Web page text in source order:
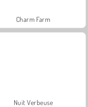
Charm Farm
Nuit Verbeuse